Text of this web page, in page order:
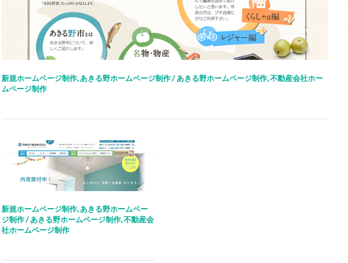
新規ホームページ制作,あきる野ホームページ制作/あきる野ホームページ制作,不動産会社ホー
ムページ制作
新規ホームページ制作,あきる野ホームペー
ジ制作/あきる野ホームページ制作,不動産会
社ホームページ制作